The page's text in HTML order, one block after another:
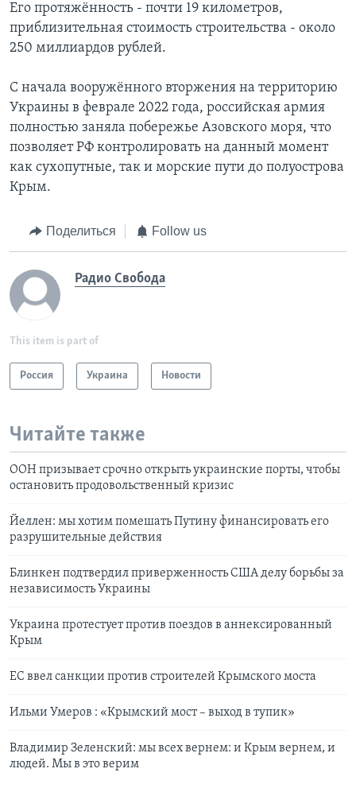
Его протяжённость - почти 19 километров,
приблизительная стоимость строительства - около
250 миллиардов рублей.
С начала вооружённого вторжения на территорию
Украины в феврале 2022 года, российская армия
полностью заняла побережье Азовского моря, что
позволяет РФ контролировать на данный момент
как сухопутные, так и морские пути до полуострова
Крым.
Поделиться Follow us
Радио Свобода
This item is part of
Россия Украина Новости
Читайте также
OOН призывает срочно открыть украинские порты, чтобы
остановить продовольственный кризис
Йеллен: мы хотим помешать Путину финансировать его
разрушительные действия
Блинкен подтвердил приверженность США делу борьбы за
независимость Украины
Украина протестует против поездов в аннексированный
Крым
ЕС ввел санкции против строителей Крымского моста
Ильми Умеров : «Крымский мост – выход в тупик»
Владимир Зеленский: мы всех вернем: и Крым вернем, и
людей. Мы в это верим